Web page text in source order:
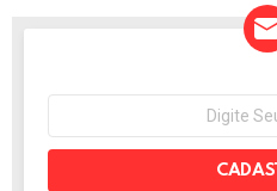
k
n
NEWSLETTER
mail: